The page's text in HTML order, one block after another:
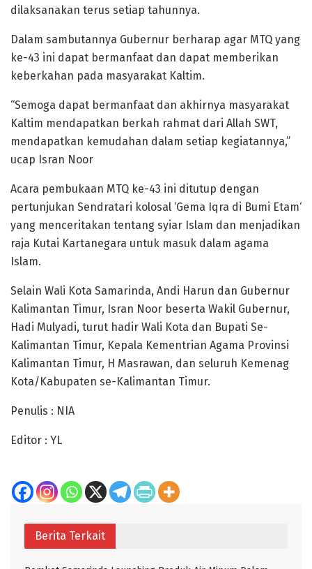
dilaksanakan terus setiap tahunnya.
Dalam sambutannya Gubernur berharap agar MTQ yang
ke-43 ini dapat bermanfaat dan dapat memberikan
keberkahan pada masyarakat Kaltim.
“Semoga dapat bermanfaat dan akhirnya masyarakat
Kaltim mendapatkan berkah rahmat dari Allah SWT,
mendapatkan kemudahan dalam setiap kegiatannya,”
ucap Isran Noor
Acara pembukaan MTQ ke-43 ini ditutup dengan
pertunjukan Sendratari kolosal ‘Gema Iqra di Bumi Etam‘
yang menceritakan tentang syiar Islam dan menjadikan
raja Kutai Kartanegara untuk masuk dalam agama
Islam.
Selain Wali Kota Samarinda, Andi Harun dan Gubernur
Kalimantan Timur, Isran Noor beserta Wakil Gubernur,
Hadi Mulyadi, turut hadir Wali Kota dan Bupati Se-
Kalimantan Timur, Kepala Kementrian Agama Provinsi
Kalimantan Timur, H Masrawan, dan seluruh Kemenag
Kota/Kabupaten se-Kalimantan Timur.
Penulis : NIA
Editor : YL
Berita Terkait